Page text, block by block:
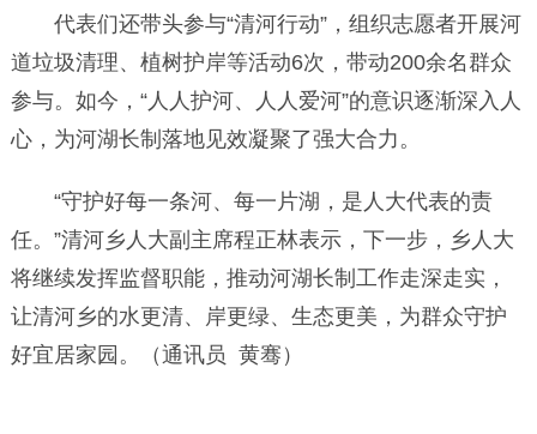
代表们还带头参与“清河行动”，组织志愿者开展河
道垃圾清理、植树护岸等活动6次，带动200余名群众
参与。如今，“人人护河、人人爱河”的意识逐渐深入人
心，为河湖长制落地见效凝聚了强大合力。
“守护好每一条河、每一片湖，是人大代表的责
任。”清河乡人大副主席程正林表示，下一步，乡人大
将继续发挥监督职能，推动河湖长制工作走深走实，
让清河乡的水更清、岸更绿、生态更美，为群众守护
好宜居家园。（通讯员 黄骞）